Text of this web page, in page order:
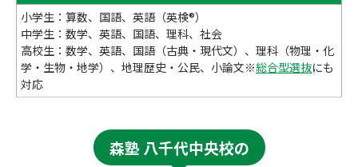
小学生：算数、国語、英語（英検®）
中学生：数学、英語、国語、理科、社会
高校生：数学、英語、国語（古典・現代文）、理科（物理・化
学・生物・地学）、地理歴史・公民、小論文※総合型選抜にも
対応
森塾 八千代中央校の